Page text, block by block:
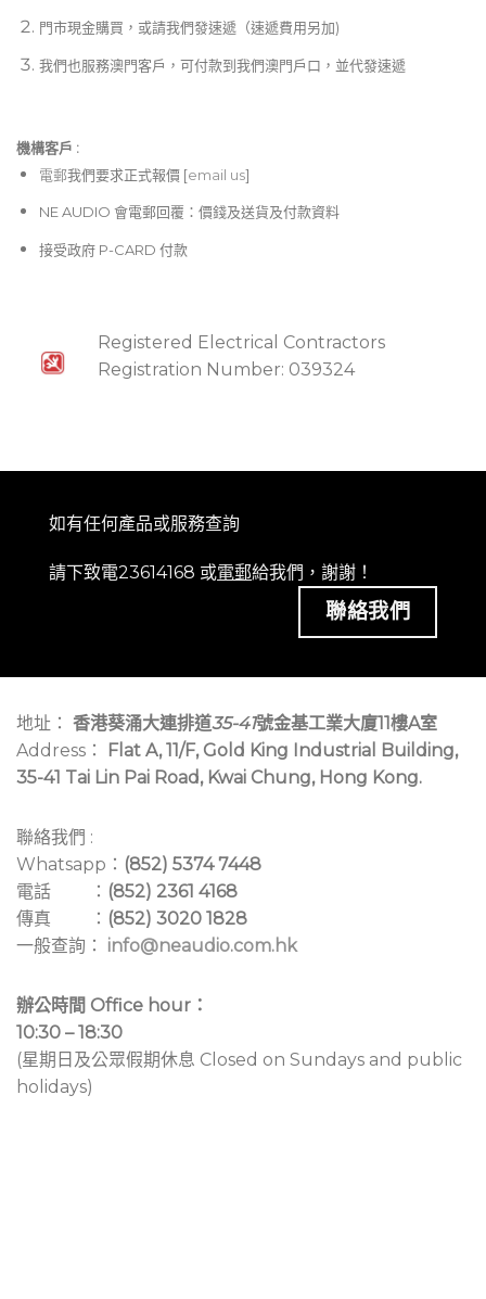
門市現金購買，或請我們發速遞（速遞費用另加)
我們也服務澳門客戶，可付款到我們澳門戶口，並代發速遞
機構客戶 :​
電郵我們要求正式報價 [email us]
NE AUDIO 會電郵回覆：價錢及送貨及付款資料
接受政府 P-CARD 付款
Registered Electrical Contractors
Registration Number: 039324
如有任何產品或服務查詢
請下致電23614168 或電郵給我們，謝謝！
聯絡我們
地址： 香港葵涌大連排道35-41號金基工業大廈11樓A室
Address：
Flat A, 11/F, Gold King Industrial Building,
35-41 Tai Lin Pai Road, Kwai Chung, Hong Kong.
聯絡我們 :
Whatsapp： (852) 5374 7448
電話 ： (852) 2361 4168
傳真 ： (852) 3020 1828
一般查詢： info@neaudio.com.hk
辦公時間 Office hour：
10:30 – 18:30
(星期日及公眾假期休息 Closed on Sundays and public
holidays)